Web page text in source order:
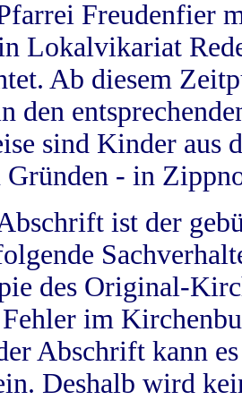
Freudenfier
Lokalvikariat
Ab diesem
den
sind Kinder aus
- in
ist der
des Original-
im
Abschrift kann
Deshalb wird